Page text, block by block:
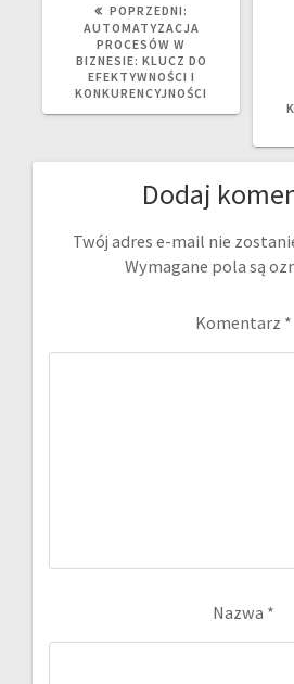
POPRZEDNI:
WPIS:
AUTOMATYZACJA
PROCESÓW W
BIZNESIE: KLUCZ DO
EFEKTYWNOŚCI I
KONKURENCYJNOŚCI
Dodaj
Twój adres e-mail nie
Wymagane pola są
Komentarz *
Nazwa *